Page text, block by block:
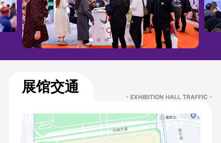
展馆交通
- EXHIBITION HALL TRAFFIC -